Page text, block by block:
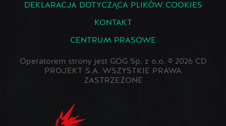
DEKLARACJA DOTYCZĄCA PLIKÓW COOKIES
KONTAKT
CENTRUM PRASOWE
Operatorem strony jest GOG Sp. z o.o. © 2026 CD
PROJEKT S.A. WSZYSTKIE PRAWA
ZASTRZEŻONE